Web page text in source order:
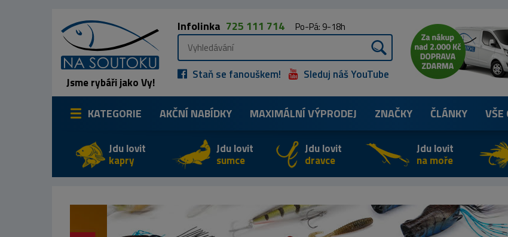
Jsme rybáři jako Vy!
Infolinka 725 111 714 Po-Pá: 9-18h
Staň se fanouškem! Sleduj náš YouTube
KATEGORIE AKČNÍ NABÍDKY MAXIMÁLNÍVÝPRODEJ ZNAČKY ČLÁNKY VŠE
Jdu lovit
kapry
Jdu lovit
sumce
Jdu lovit
dravce
Jdu lovit
na moře